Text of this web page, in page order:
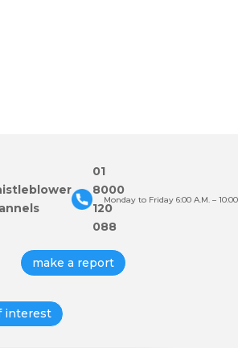
01
8000
120
088
Monday to Friday 6:00 A.M. –
make a report
interest